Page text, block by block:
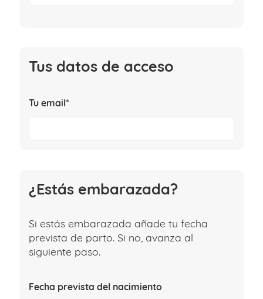
Tus datos de acceso
Tu email*
¿Estás embarazada?
Si estás embarazada añade tu fecha
prevista de parto. Si no, avanza al
siguiente paso.
Fecha prevista del nacimiento